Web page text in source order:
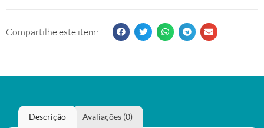
Compartilhe este item:
Descrição Avaliações (0)